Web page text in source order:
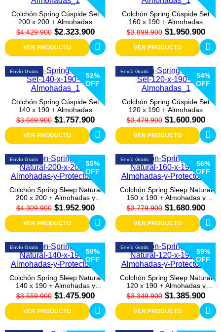
Colchón Spring Cúspide Set
200 x 200 + Almohadas
$4.429.900 $2.323.900
VER PRODUCTO
Colchón Spring Cúspide Set
160 x 190 + Almohadas
$3.899.900 $1.950.900
VER PRODUCTO
Envío Gratis
52%
OFF
Colchón Spring Cúspide Set
140 x 190 + Almohadas
$3.689.900 $1.757.900
VER PRODUCTO
Envío Gratis
54%
OFF
Colchón Spring Cúspide Set
120 x 190 + Almohadas
$3.479.900 $1.600.900
VER PRODUCTO
Envío Gratis
55%
OFF
Colchón Spring Sleep Natural
200 x 200 + Almohadas y
Protector
$4.309.900 $1.952.900
VER PRODUCTO
Envío Gratis
56%
OFF
Colchón Spring Sleep Natural
160 x 190 + Almohadas y
Protector
$3.779.900 $1.680.900
VER PRODUCTO
Envío Gratis
59%
OFF
Colchón Spring Sleep Natural
140 x 190 + Almohadas y
Protector
$3.559.900 $1.475.900
VER PRODUCTO
Envío Gratis
59%
OFF
Colchón Spring Sleep Natural
120 x 190 + Almohadas y
Protector
$3.349.900 $1.385.900
VER PRODUCTO